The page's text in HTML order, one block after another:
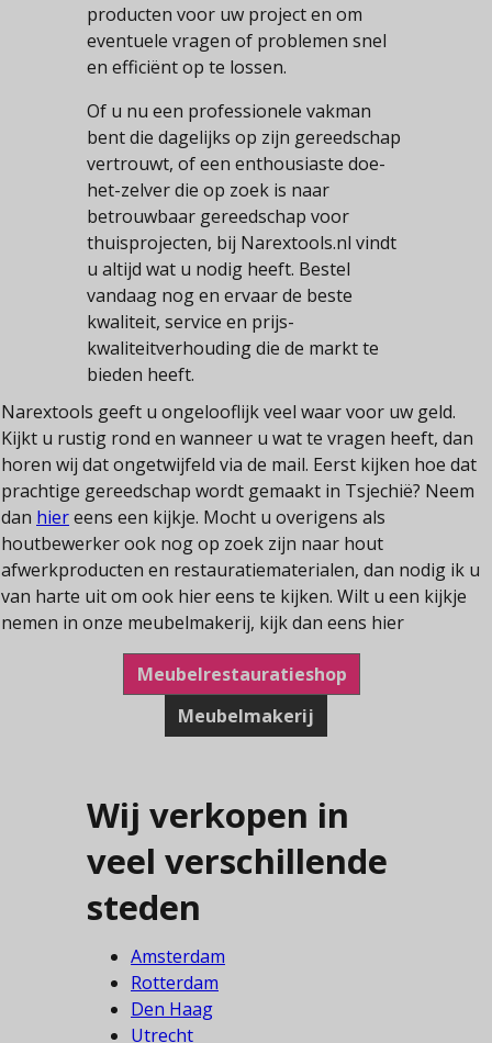
producten voor uw project en om
eventuele vragen of problemen snel
en efficiënt op te lossen.
Of u nu een professionele vakman
bent die dagelijks op zijn gereedschap
vertrouwt, of een enthousiaste doe-
het-zelver die op zoek is naar
betrouwbaar gereedschap voor
thuisprojecten, bij Narextools.nl vindt
u altijd wat u nodig heeft. Bestel
vandaag nog en ervaar de beste
kwaliteit, service en prijs-
kwaliteitverhouding die de markt te
bieden heeft.
Narextools geeft u ongelooflijk veel waar voor uw geld.
Kijkt u rustig rond en wanneer u wat te vragen heeft, dan
horen wij dat ongetwijfeld via de mail. Eerst kijken hoe dat
prachtige gereedschap wordt gemaakt in Tsjechië? Neem
dan hiereens een kijkje. Mocht u overigens als
houtbewerker ook nog op zoek zijn naar hout
afwerkproducten en restauratiematerialen, dan nodig ik u
van harte uit om ook hier eens te kijken. Wilt u een kijkje
nemen in onze meubelmakerij, kijk dan eens hier
Meubelrestauratieshop
Meubelmakerij
Wij verkopen in
veel verschillende
steden
Amsterdam
Rotterdam
Den Haag
Utrecht